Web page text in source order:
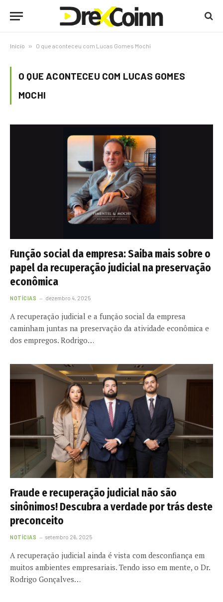
Início » O que aconteceu com Lucas Gomes Mochi
O QUE ACONTECEU COM LUCAS GOMES
MOCHI
Função social da empresa: Saiba mais sobre o
papel da recuperação judicial na preservação
econômica
NOTÍCIAS dezembro 4, 2025
A recuperação judicial e a função social da empresa
caminham juntas na preservação da atividade econômica e
dos empregos. Rodrigo…
Fraude e recuperação judicial não são
sinônimos! Descubra a verdade por trás deste
preconceito
NOTÍCIAS setembro 26, 2025
A recuperação judicial ainda é vista com desconfiança em
muitos ambientes empresariais. Tendo isso em mente, o Dr.
Rodrigo Gonçalves…